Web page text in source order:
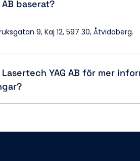
laserlödning, laserborrning,
9, Kaj 12, 597 30, Åtvidaberg.
YAG AB för mer